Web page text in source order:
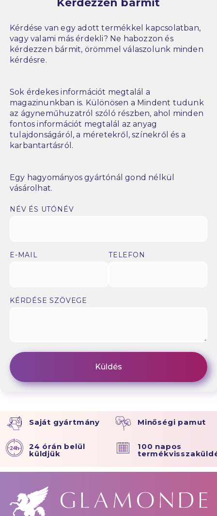
Kérdése van egy adott termékkel kapcsolatban,
vagy valami más érdekli? Ne habozzon és
kérdezzen bármit, örömmel válaszolunk minden
kérdésre.
Sok érdekes információt megtalál a
magazinunkban is. Különösen a Mindent tudunk
az ágyneműhuzatról szóló részben, ahol minden
fontos információt megtalál az anyag
tulajdonságáról, a méretekről, színekről és a
karbantartásról.
Egy hagyományos gyártónál gond nélkül
vásárolhat.
NÉV ÉS UTÓNÉV
E-MAIL TELEFON
KÉRDÉSE SZÖVEGE
Saját gyártmány Minőségi pamut
24 órán belül
küldjük
100 napos